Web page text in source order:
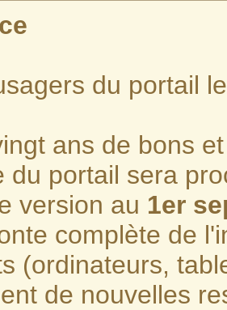
du portail
ans de bons
du portail sera
version au 1er
complète de
(ordinateurs,
de nouvelles